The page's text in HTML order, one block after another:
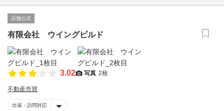
店舗公式
有限会社 ウイングビルド
3.02 写真 2枚
不動産売買
出張・訪問対応